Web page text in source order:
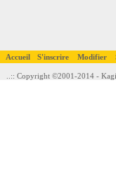
Accueil S'inscrire Modifier
..:: Copyright ©2001-2014 -